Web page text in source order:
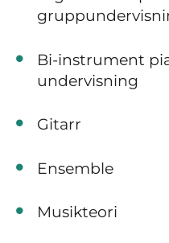
Bi-instrument
undervisning
Gitarr
Ensemble
Musikteori